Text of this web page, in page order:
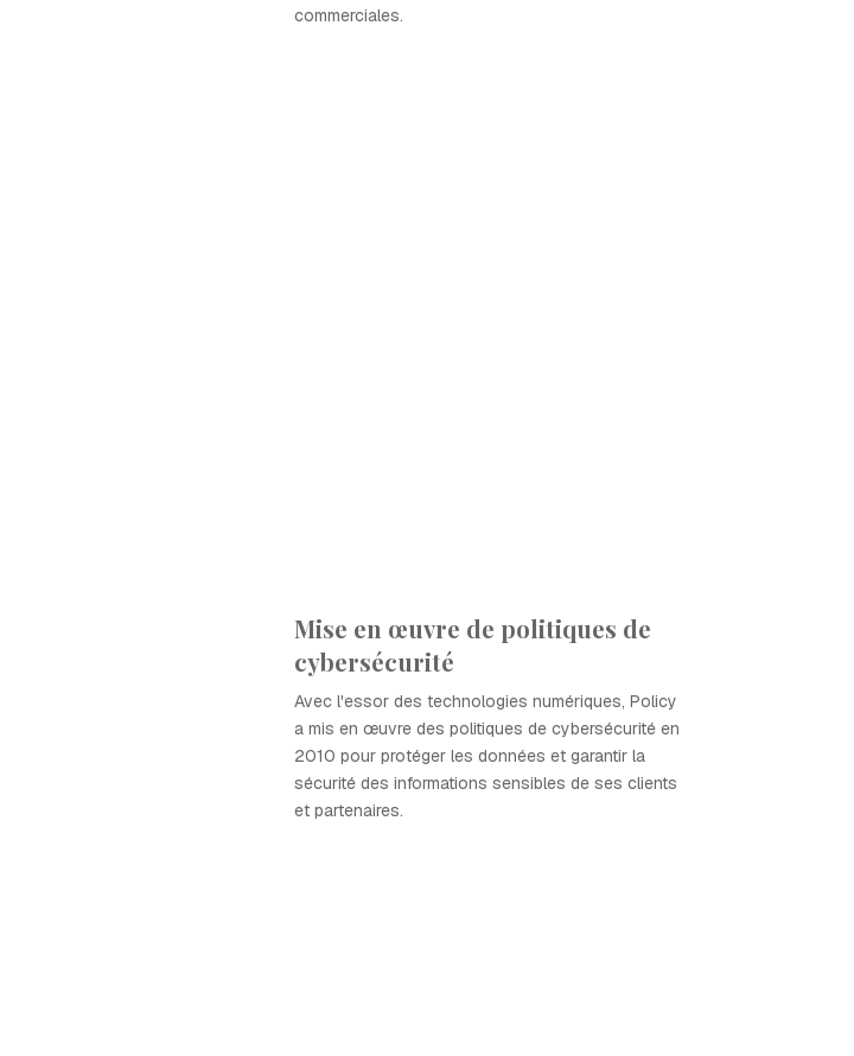
commerciales.
Mise en œuvre de politiques de
cybersécurité
Avec l'essor des technologies numériques, Policy
a mis en œuvre des politiques de cybersécurité en
2010 pour protéger les données et garantir la
sécurité des informations sensibles de ses clients
et partenaires.